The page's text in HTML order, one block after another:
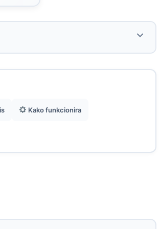
Kako funkcionira